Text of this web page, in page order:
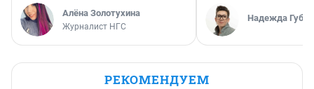
Алёна Золотухина
Журналист НГС
Надежда
РЕКОМЕНДУЕМ